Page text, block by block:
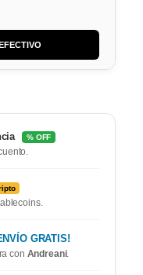
% OFF
GRATIS!
con Andreani.